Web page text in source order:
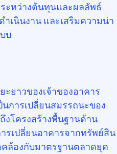
ะหว่างต้นทุนและผลลัพธ์
เนินงาน และเสริมความน่า
บ
ยาวของเจ้าของอาคาร
การเปลี่ยนสมรรถนะของ
งโครงสร้างพื้นฐานด้าน
รเปลี่ยนอาคารจากทรัพย์สิน
คล้องกับมาตรฐานตลาดยุค